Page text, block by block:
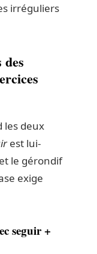
irréguliers
les deux
est lui-
le gérondif
exige
seguir +